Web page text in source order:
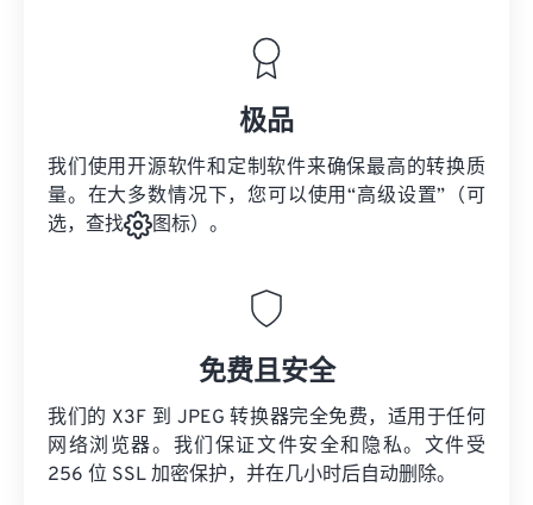
极品
我们使用开源软件和定制软件来确保最高的转换质
量。在大多数情况下，您可以使用“高级设置”（可
选，查找
图标）。
免费且安全
我们的 X3F 到 JPEG 转换器完全免费，适用于任何
网络浏览器。我们保证文件安全和隐私。文件受
256 位 SSL 加密保护，并在几小时后自动删除。